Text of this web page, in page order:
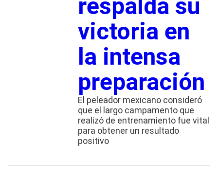
respalda su
victoria en
la intensa
preparación
El peleador mexicano consideró
que el largo campamento que
realizó de entrenamiento fue vital
para obtener un resultado
positivo